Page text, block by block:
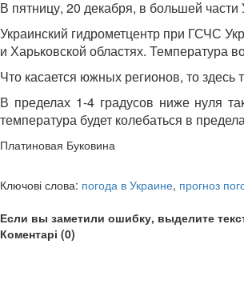
В пятницу, 20 декабря, в большей
Украинский гидрометцентр при ГСЧС
и Харьковской областях. Температура
Что касается южных регионов, то здесь
В пределах 1-4 градусов ниже нуля
температура будет колебаться в
Платиновая Буковина
Ключові слова: погода в Украине, прогноз
Если вы заметили ошибку, выделите
Коментарі (0)